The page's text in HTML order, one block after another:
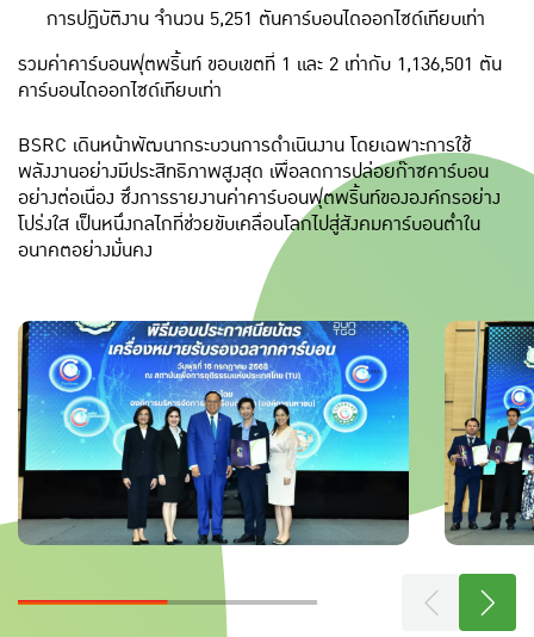
การปฏิบัติงาน จำนวน 5,251 ตันคาร์บอนไดออกไซด์เทียบเท่า
รวมค่าคาร์บอนฟุตพริ้นท์ ขอบเขตที่ 1 และ 2 เท่ากับ 1,136,501 ตัน
คาร์บอนไดออกไซด์เทียบเท่า
BSRC เดินหน้าพัฒนากระบวนการดำเนินงาน โดยเฉพาะการใช้
พลังงานอย่างมีประสิทธิภาพสูงสุด เพื่อลดการปล่อยก๊าซคาร์บอน
อย่างต่อเนื่อง ซึ่งการรายงานค่าคาร์บอนฟุตพริ้นท์ขององค์กรอย่าง
โปร่งใส เป็นหนึ่งกลไกที่ช่วยขับเคลื่อนโลกไปสู่สังคมคาร์บอนต่ำใน
อนาคตอย่างมั่นคง